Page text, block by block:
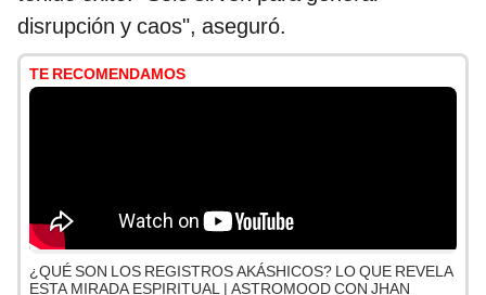
disrupción y caos", aseguró.
TE RECOMENDAMOS
¿QUÉ SON LOS REGISTROS AKÁSHICOS? LO QUE REVELA
ESTA MIRADA ESPIRITUAL | ASTROMOOD CON JHAN